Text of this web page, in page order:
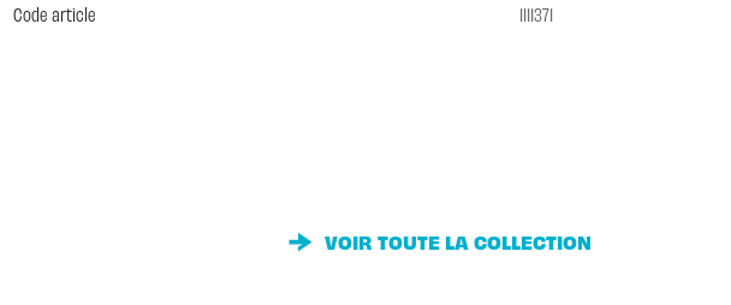
Code article
1111371
VOIR TOUTE LA COLLECTION